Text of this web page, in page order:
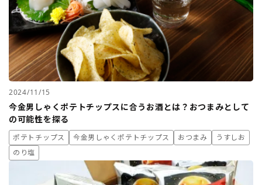
2024/11/15
今金男しゃくポテトチップスに合うお酒とは？おつまみとして
の可能性を探る
ポテトチップス 今金男しゃくポテトチップス おつまみ
うすしお
のり塩